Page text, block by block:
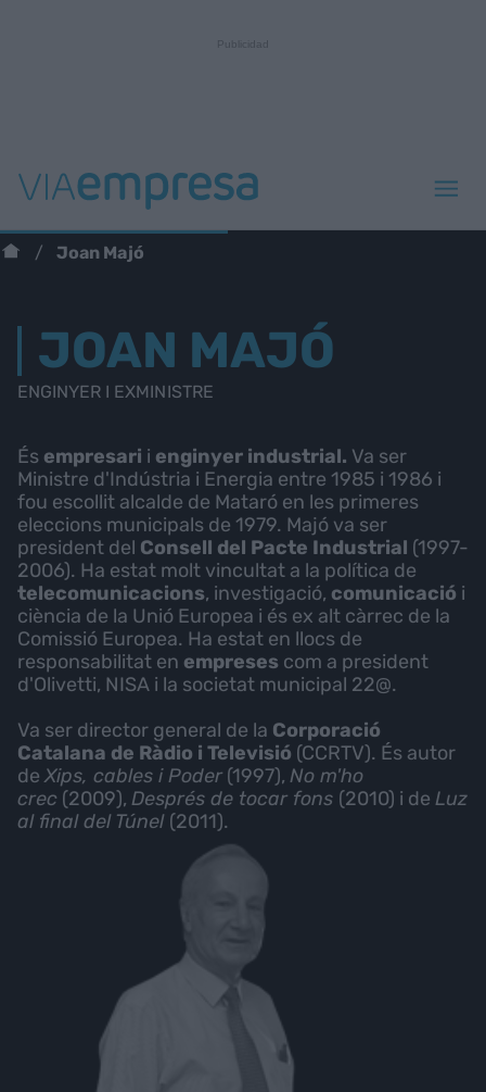
Joan Majó
JOAN MAJÓ
ENGINYER I EXMINISTRE
És empresari i enginyer industrial. Va ser
Ministre d'Indústria i Energia entre 1985 i 1986 i
fou escollit alcalde de Mataró en les primeres
eleccions municipals de 1979. Majó va ser
president del Consell del Pacte Industrial (1997-
2006). Ha estat molt vincultat a la política de
telecomunicacions, investigació, comunicació i
ciència de la Unió Europea i és ex alt càrrec de la
Comissió Europea. Ha estat en llocs de
responsabilitat en empreses com a president
d'Olivetti, NISA i la societat municipal 22@.
Va ser director general de la Corporació
Catalana de Ràdio i Televisió (CCRTV). És autor
deXips, cables i Poder (1997), No m'ho
crec (2009), Després de tocar fons (2010) i de Luz
al final del Túnel (2011).